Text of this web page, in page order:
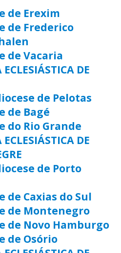
de Erexim
de Frederico
de Vacaria
DE
de Pelotas
de Bagé
do Rio Grande
DE
de Porto
de Caxias do Sul
de Montenegro
de Novo Hamburgo
de Osório